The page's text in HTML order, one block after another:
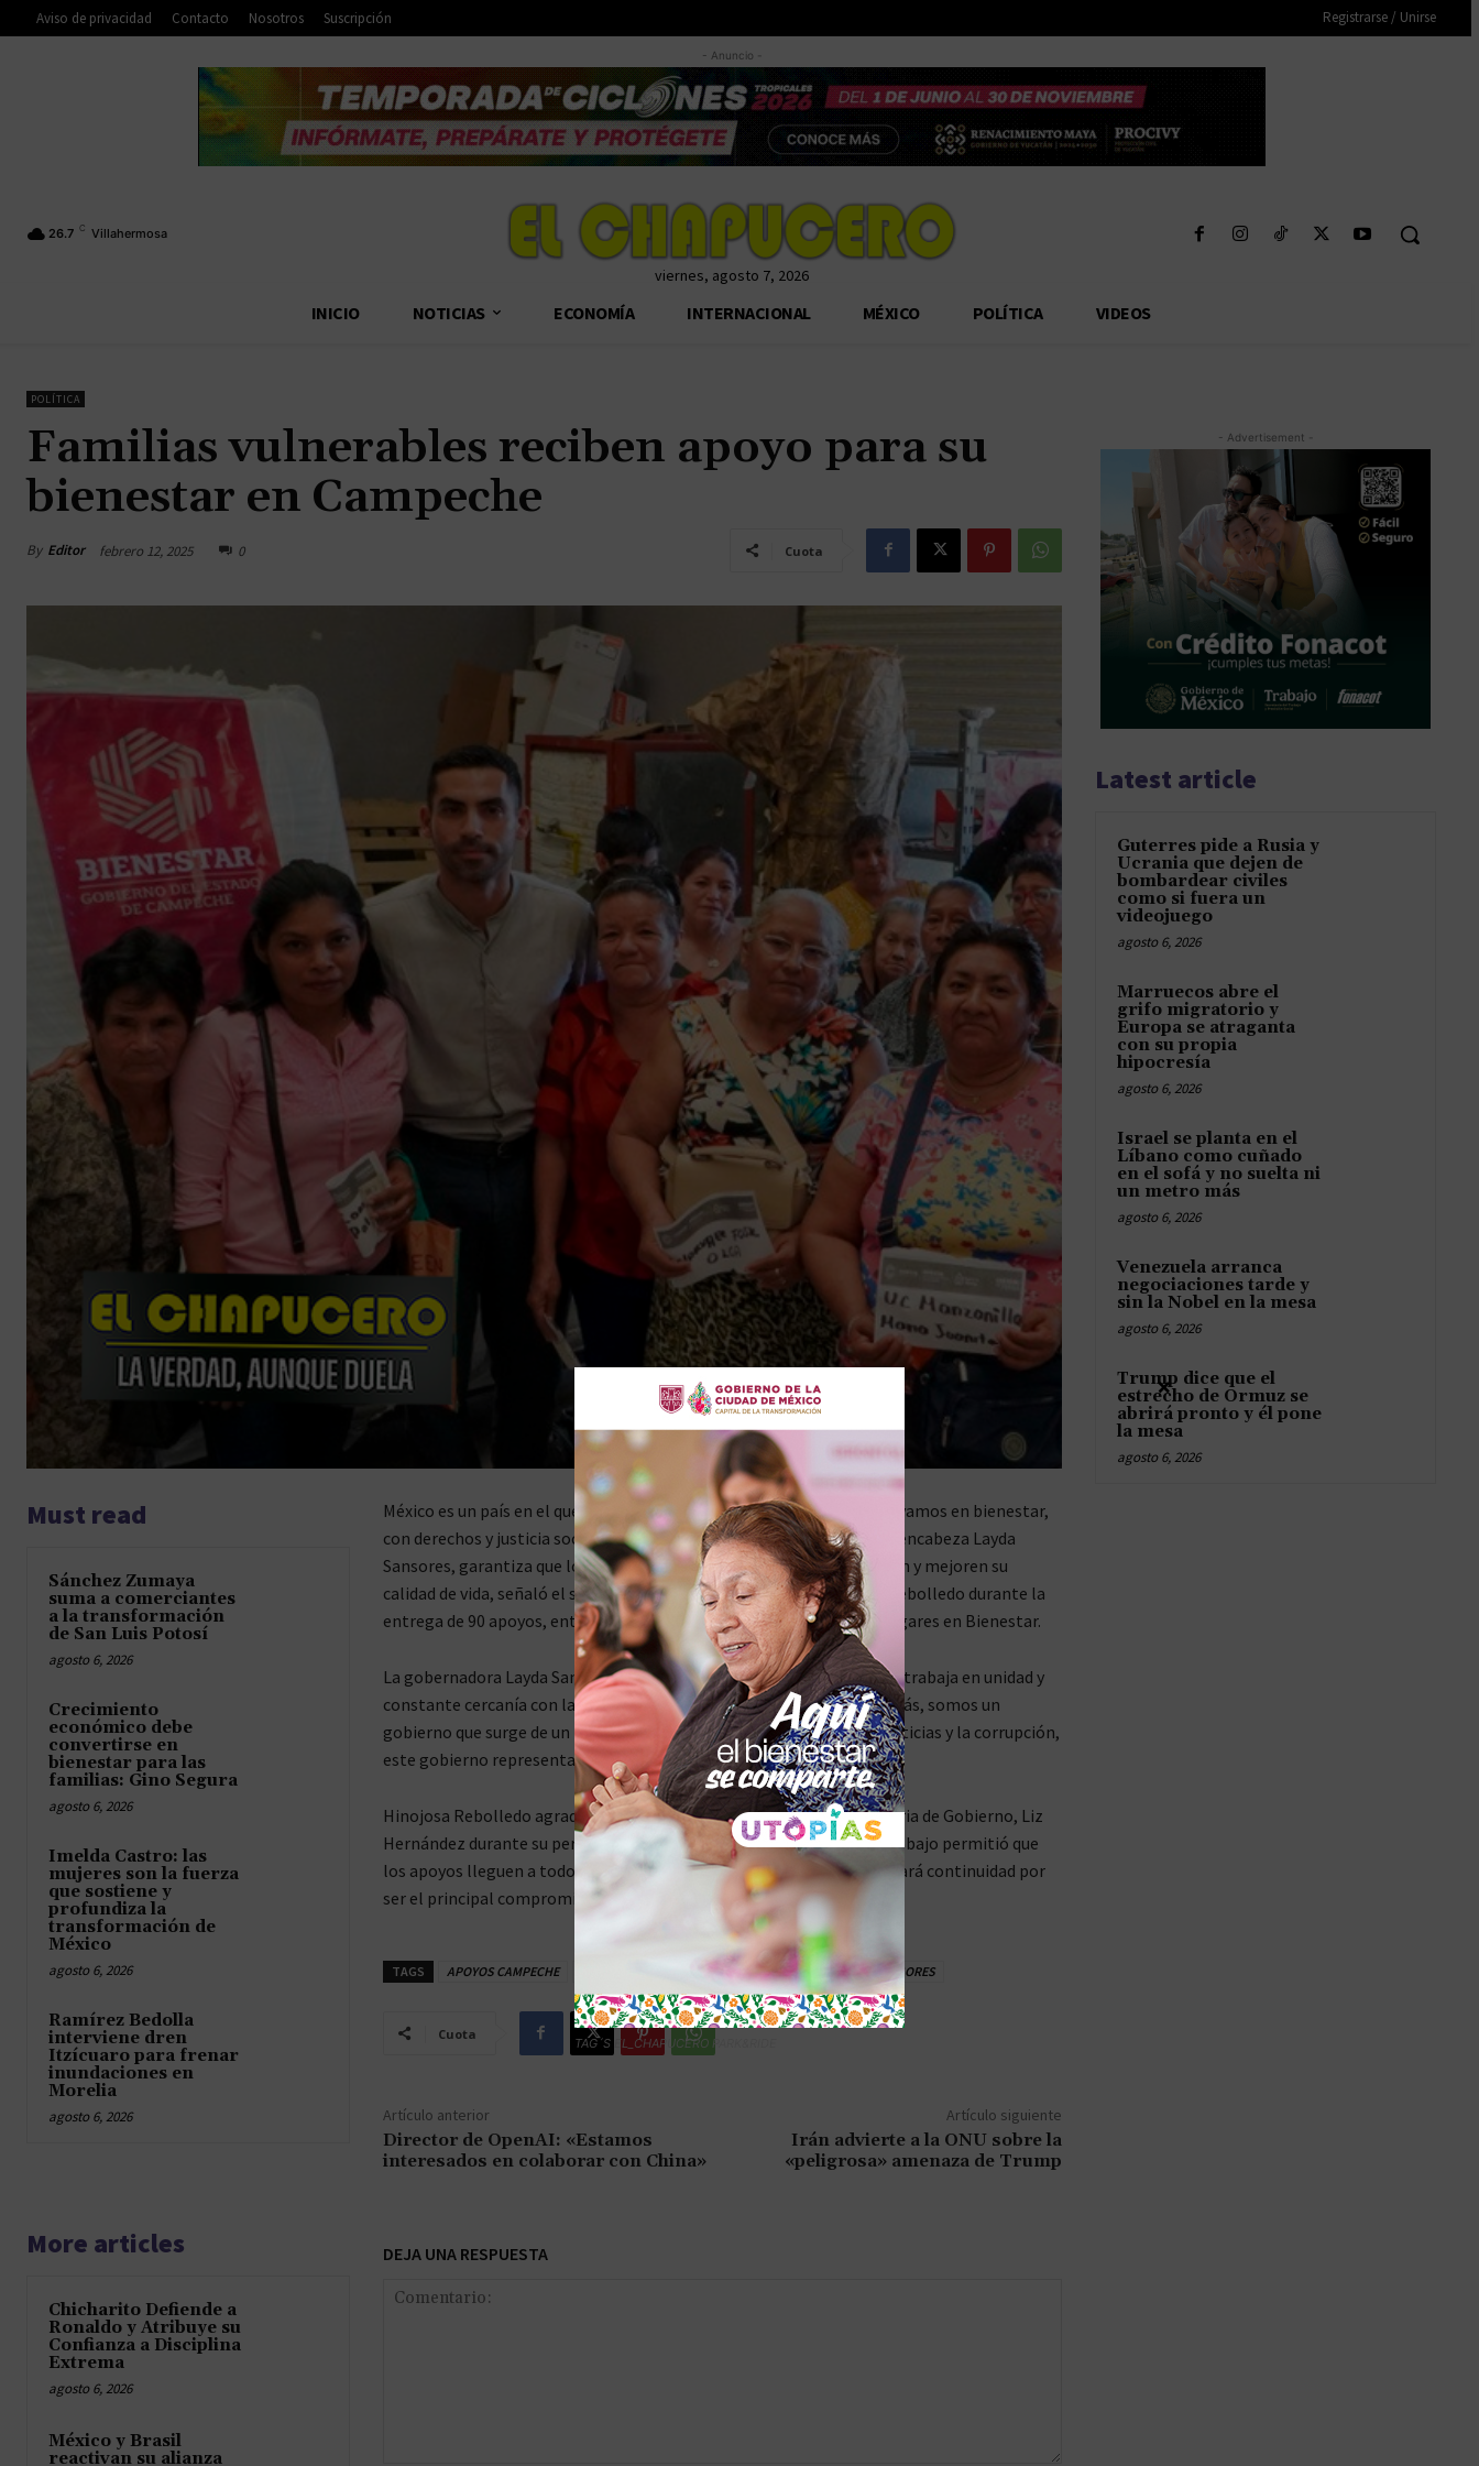
Aviso de privacidad Contacto Nosotros Suscripción Registrarse / Unirse
- Anuncio -
26.7 C Villahermosa
viernes, agosto 7, 2026
INICIO NOTICIAS ECONOMÍA INTERNACIONAL MÉXICO POLÍTICA VIDEOS
POLÍTICA
Familias vulnerables reciben apoyo para su
bienestar en Campeche
By Editor febrero 12, 2025 0 Cuota
Must read
Sánchez Zumaya
suma a comerciantes
a la transformación
de San Luis Potosí
agosto 6, 2026
Crecimiento
económico debe
convertirse en
bienestar para las
familias: Gino Segura
agosto 6, 2026
Imelda Castro: las
mujeres son la fuerza
que sostiene y
profundiza la
transformación de
México
agosto 6, 2026
Ramírez Bedolla
interviene dren
Itzícuaro para frenar
inundaciones en
Morelia
agosto 6, 2026
México es un país en el que sus riquezas permiten que todas y todos vivamos en bienestar,
con derechos y justicia social, por eso, el Gobierno de Campeche, que encabeza Layda
Sansores, garantiza que los apoyos lleguen a quienes más lo necesitan y mejoren su
calidad de vida, señaló el secretario de Bienestar, Esteban Hinojosa Rebolledo durante la
entrega de 90 apoyos, entre refrigeradores y camas del programa Hogares en Bienestar.
La gobernadora Layda Sansores San Román cuenta con un equipo que trabaja en unidad y
constante cercanía con las y los ciudadanos. No somos un gobierno más, somos un
gobierno que surge de un movimiento en el que se combaten las injusticias y la corrupción,
este gobierno representa la esperanza de un futuro mejor, agregó.
Hinojosa Rebolledo agradeció las gestiones realizadas por la secretaria de Gobierno, Liz
Hernández durante su periodo como titular de Bienestar, ya que su trabajo permitió que
los apoyos lleguen a todos los rincones del estado, labor a la que se dará continuidad por
ser el principal compromiso del Gobierno Estatal.
TAGS APOYOS CAMPECHE CAMPECHE COMPROMISO LAYDA SANSORES
Cuota
Artículo anterior
Director de OpenAI: «Estamos
interesados en colaborar con China»
Artículo siguiente
Irán advierte a la ONU sobre la
«peligrosa» amenaza de Trump
More articles
Chicharito Defiende a
Ronaldo y Atribuye su
Confianza a Disciplina
Extrema
agosto 6, 2026
México y Brasil
reactivan su alianza
DEJA UNA RESPUESTA
- Advertisement -
Latest article
Guterres pide a Rusia y
Ucrania que dejen de
bombardear civiles
como si fuera un
videojuego
agosto 6, 2026
Marruecos abre el
grifo migratorio y
Europa se atraganta
con su propia
hipocresía
agosto 6, 2026
Israel se planta en el
Líbano como cuñado
en el sofá y no suelta ni
un metro más
agosto 6, 2026
Venezuela arranca
negociaciones tarde y
sin la Nobel en la mesa
agosto 6, 2026
Trump dice que el
estrecho de Ormuz se
abrirá pronto y él pone
la mesa
agosto 6, 2026
TAG´S EL_CHAPUCERO PARK&RIDE
×